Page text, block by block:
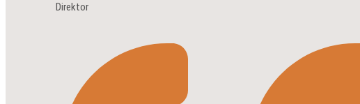
Direktor